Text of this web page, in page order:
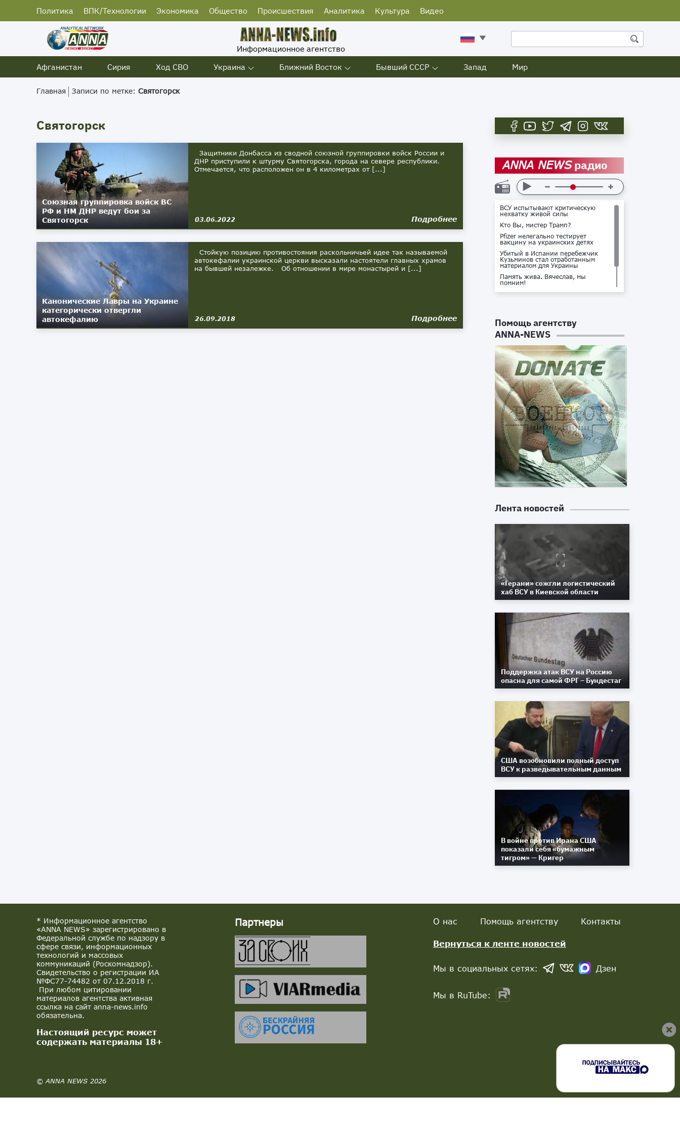
Политика ВПК/Технологии Экономика Общество Происшествия Аналитика Культура Видео
Информационное агентство
Афганистан
Сирия Ход СВО Украина Ближний Восток Бывший СССР Запад Мир
Главная Записи по метке: Святогорск
Святогорск
Союзная группировка войск ВС
РФ и НМ ДНР ведут бои за
Святогорск
Защитники Донбасса из сводной союзной группировки войск России и
ДНР приступили к штурму Святогорска, города на севере республики.
Отмечается, что расположен он в 4 километрах от [...]
03.06.2022 Подробнее
Канонические Лавры на Украине
категорически отвергли
автокефалию
Стойкую позицию противостояния раскольничьей идее так называемой
автокефалии украинской церкви высказали настоятели главных храмов
на бывшей незалежке. Об отношении в мире монастырей и [...]
26.09.2018 Подробнее
ANNA NEWSрадио
ВСУ испытывают критическую
нехватку живой силы
Кто Вы, мистер Трамп?
Pfizer нелегально тестирует
вакцину на украинских детях
Убитый в Испании перебежчик
Кузьминов стал отработанным
материалом для Украины
Память жива. Вячеслав, мы
помним!
Не доставайся ты никому!
Помощь агентству
ANNA-NEWS
Лента новостей
«Герани» сожгли логистический
хаб ВСУ в Киевской области
Поддержка атак ВСУ на Россию
опасна для самой ФРГ – Бундестаг
США возобновили полный доступ
ВСУ к разведывательным данным
В войне против Ирана США
показали себя «бумажным
тигром» — Кригер
* Информационное агентство
«ANNA NEWS» зарегистрировано в
Федеральной службе по надзору в
сфере связи, информационных
технологий и массовых
коммуникаций (Роскомнадзор).
Свидетельство о регистрации ИА
№ФС77-74482 от 07.12.2018 г.
При любом цитировании
материалов агентства активная
ссылка на сайт anna-news.info
обязательна.
Настоящий ресурс может
содержать материалы 18+
© ANNA NEWS 2026
Партнеры О нас Помощь агентству Контакты
Вернуться к ленте новостей
Мы в социальных сетях: Дзен
Мы в RuTube: